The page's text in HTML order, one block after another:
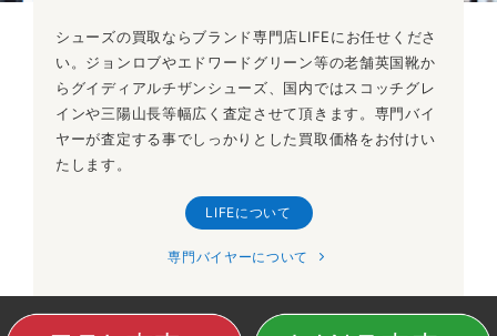
シューズの買取ならブランド専門店LIFEにお任せくださ
い。ジョンロブやエドワードグリーン等の老舗英国靴か
らグイディアルチザンシューズ、国内ではスコッチグレ
インや三陽山長等幅広く査定させて頂きます。専門バイ
ヤーが査定する事でしっかりとした買取価格をお付けい
たします。
LIFEについて
専門バイヤーについて